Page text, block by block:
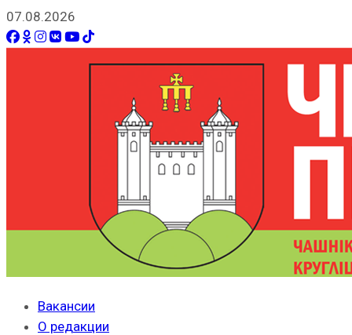
07.08.2026
Вакансии
О редакции